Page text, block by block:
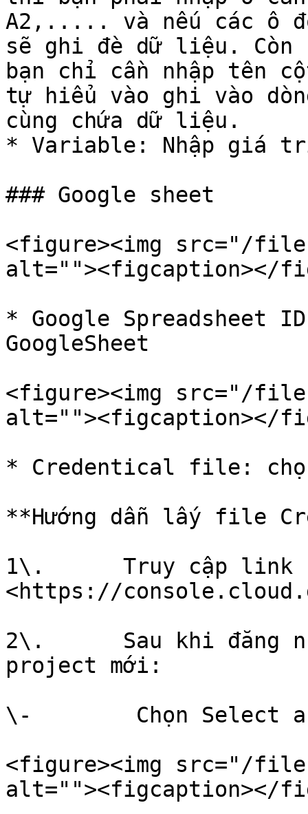
A2,..... và nếu các ô
sẽ ghi đè dữ liệu. Còn
bạn chỉ cần nhập tên
tự hiểu vào ghi vào
cùng chứa dữ liệu.
* Variable: Nhập giá
### Google sheet
<figure><img src="/files/
alt=""><figcaption></
* Google Spreadsheet
GoogleSheet
<figure><img src="/
alt=""><figcaption></
* Credentical file:
**Hướng dẫn lấy file
1\.      Truy cập link
<https://
2\.      Sau khi đăng
project mới:
\-        Chọn Select
<figure><img src="/files/
alt=""><figcaption></